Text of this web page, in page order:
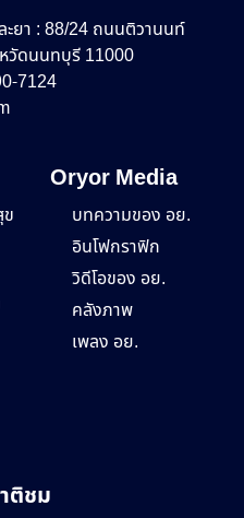
ยา : 88/24 ถนนติวานนท์
วัดนนทบุรี 11000
7124
Oryor Media
บทความของ อย.
อินโฟกราฟิก
วิดีโอของ อย.
คลังภาพ
เพลง อย.
ติชม